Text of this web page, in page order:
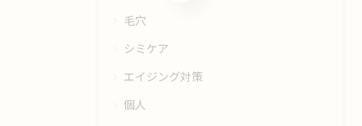
毛穴
シミケア
エイジング対策
個人